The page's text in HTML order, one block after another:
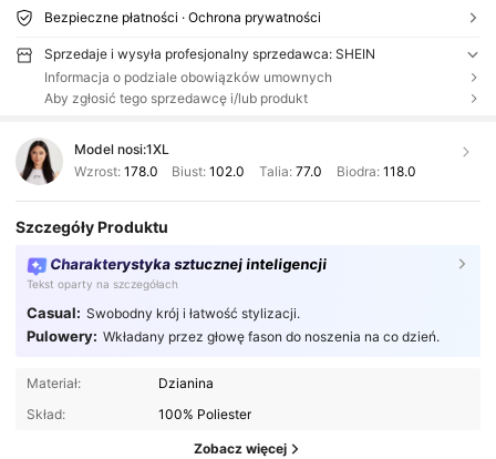
Bezpieczne płatności · Ochrona prywatności
Sprzedaje i wysyła profesjonalny sprzedawca: SHEIN
Informacja o podziale obowiązków umownych
Aby zgłosić tego sprzedawcę i/lub produkt
Model nosi:1XL
Wzrost: 178.0 Biust:102.0 Talia: 77.0 Biodra: 118.0
Szczegóły Produktu
Charakterystyka sztucznej inteligencji
Tekst oparty na szczegółach
Casual: Swobodny krój i łatwość stylizacji.
Pulowery: Wkładany przez głowę fason do noszenia na co dzień.
Materiał:
Dzianina
Skład:
100% Poliester
Zobacz więcej